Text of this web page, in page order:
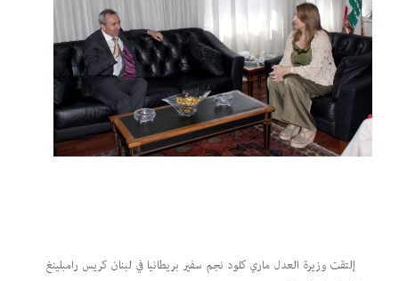
إلتقت وزيرة العدل ماري كلود نجم سفير بريطانيا في لبنان كريس رامبلينغ